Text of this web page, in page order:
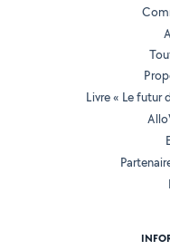
Livre « Le futur